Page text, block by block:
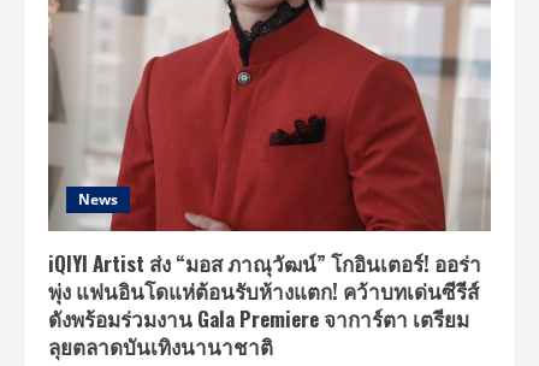
โฉม
News
iQIYI Artist ส่ง “มอส ภาณุวัฒน์” โกอินเตอร์! ออร่า
พุ่ง แฟนอินโดแห่ต้อนรับห้างแตก! คว้าบทเด่นซีรีส์
ดังพร้อมร่วมงาน Gala Premiere จาการ์ตา เตรียม
ลุยตลาดบันเทิงนานาชาติ